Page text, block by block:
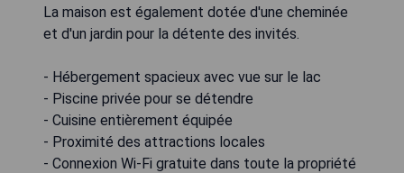
La maison est également dotée d'une cheminée
et d'un jardin pour la détente des invités.
- Hébergement spacieux avec vue sur le lac
- Piscine privée pour se détendre
- Cuisine entièrement équipée
- Proximité des attractions locales
- Connexion Wi-Fi gratuite dans toute la propriété